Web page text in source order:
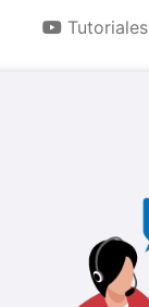
Tutoriales